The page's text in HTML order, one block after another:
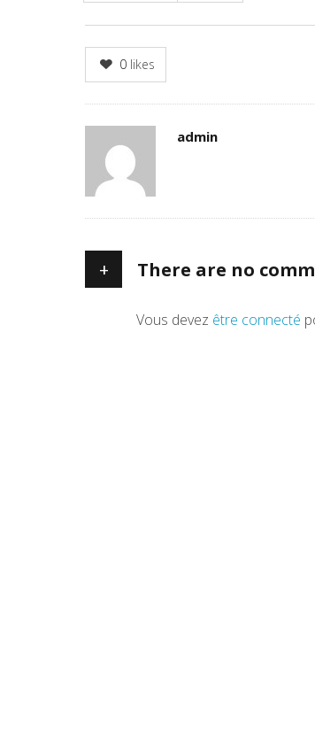
0 likes
Author
admin
+ There are no
Vous devez être connecté